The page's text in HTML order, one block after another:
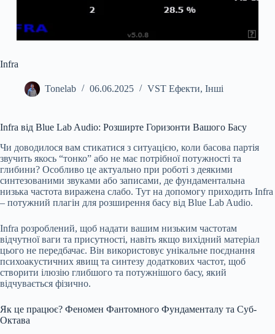
Infra
Tonelab 06.06.2025 VST Ефекти, Інші
Infra від Blue Lab Audio: Розширте Горизонти Вашого Басу
Чи доводилося вам стикатися з ситуацією, коли басова партія
звучить якось “тонко” або не має потрібної потужності та
глибини? Особливо це актуально при роботі з деякими
синтезованими звуками або записами, де фундаментальна
низька частота виражена слабо. Тут на допомогу приходить Infra
– потужний плагін для розширення басу від Blue Lab Audio.
Infra розроблений, щоб надати вашим низьким частотам
відчутної ваги та присутності, навіть якщо вихідний матеріал
цього не передбачає. Він використовує унікальне поєднання
психоакустичних явищ та синтезу додаткових частот, щоб
створити ілюзію глибшого та потужнішого басу, який
відчувається фізично.
Як це працює? Феномен Фантомного Фундаменталу та Суб-
Октава